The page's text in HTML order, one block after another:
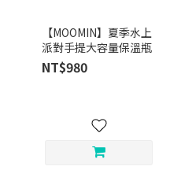
【MOOMIN】夏季水上
派對手提大容量保溫瓶
NT$980